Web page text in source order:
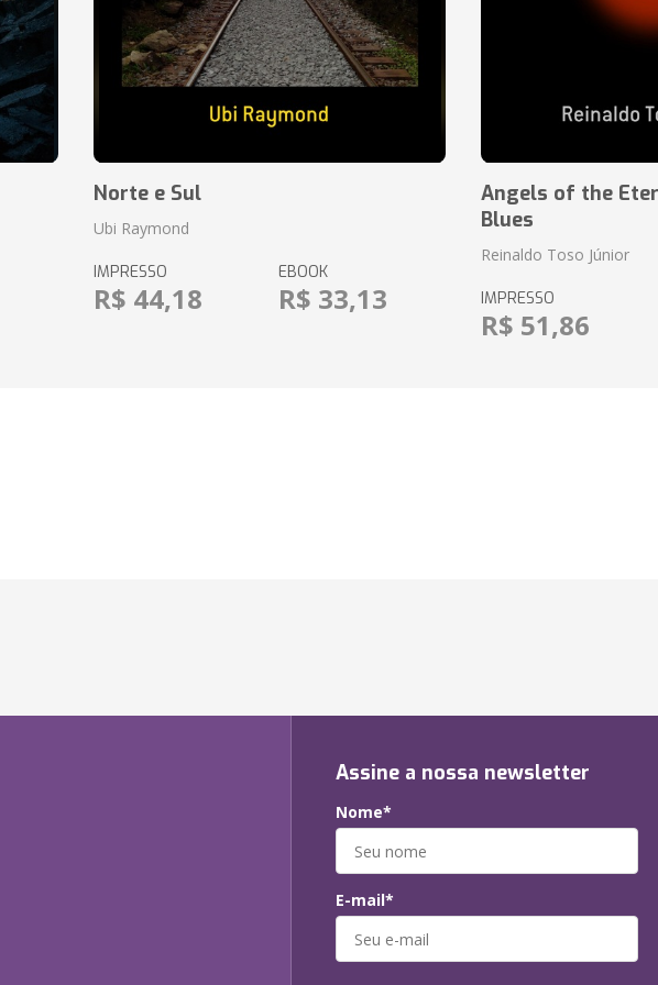
Norte e Sul
Ubi Raymond
IMPRESSO
R$ 44,18
EBOOK
R$ 33,13
Angels of the
Blues
Reinaldo Toso Júnior
IMPRESSO
R$ 51,86
Assine a nossa newsletter
Nome*
E-mail*